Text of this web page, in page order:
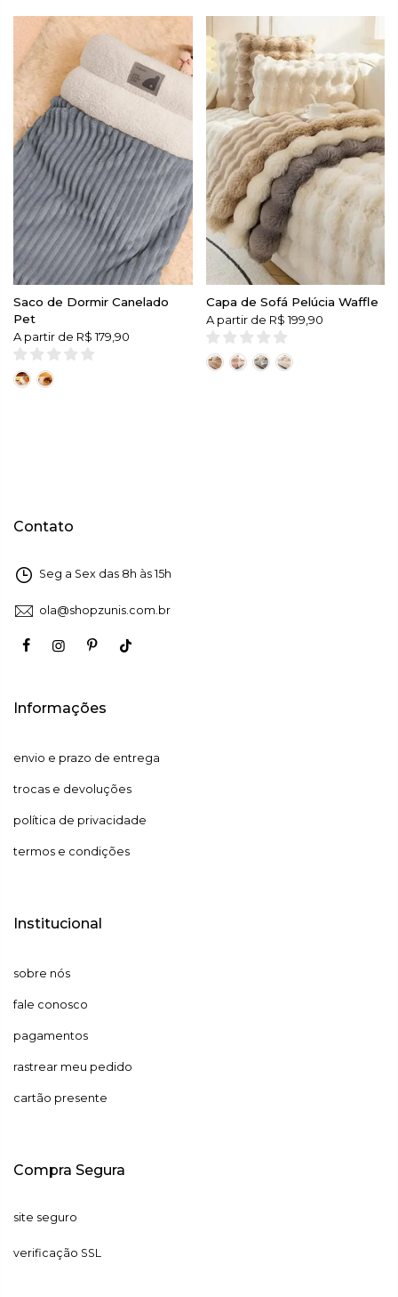
Saco de Dormir Canelado
Pet
A partir de R$ 179,90
Capa de Sofá Pelúcia Waffle
A partir de R$ 199,90
Contato
Seg a Sex das 8h às 15h
ola@shopzunis.com.br
Informações
envio e prazo de entrega
trocas e devoluções
política de privacidade
termos e condições
Institucional
sobre nós
fale conosco
pagamentos
rastrear meu pedido
cartão presente
Compra Segura
site seguro
verificação SSL